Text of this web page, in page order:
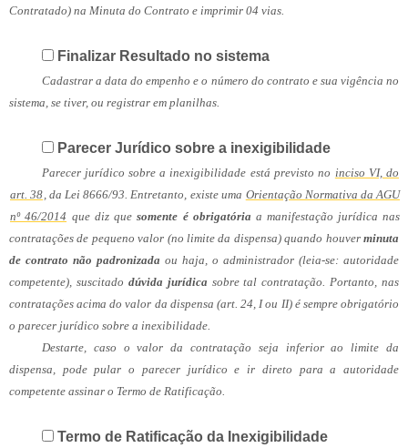
Contratado) na Minuta do Contrato e imprimir 04 vias.
Finalizar Resultado no sistema
Cadastrar a data do empenho e o número do contrato e sua vigência no
sistema, se tiver, ou registrar em planilhas.
Parecer Jurídico sobre a inexigibilidade
Parecer jurídico sobre a inexigibilidade está previsto no inciso VI, do
art. 38 , da Lei 8666/93. Entretanto, existe uma Orientação Normativa da AGU
nº 46/2014 que diz quesomente é obrigatória a manifestação jurídica nas
contratações de pequeno valor (no limite da dispensa) quando houver minuta
de contrato não padronizada ou haja, o administrador (leia-se: autoridade
competente), suscitado dúvida jurídica sobre tal contratação. Portanto, nas
contratações acima do valor da dispensa (art. 24, I ou II) é sempre obrigatório
o parecer jurídico sobre a inexibilidade.
Destarte, caso o valor da contratação seja inferior ao limite da
dispensa, pode pular o parecer jurídico e ir direto para a autoridade
competente assinar o Termo de Ratificação.
Termo de Ratificação da Inexigibilidade